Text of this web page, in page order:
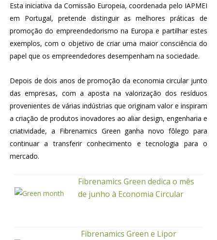
Esta iniciativa da Comissão Europeia, coordenada pelo IAPMEI
em Portugal, pretende distinguir as melhores práticas de
promoção do empreendedorismo na Europa e partilhar estes
exemplos, com o objetivo de criar uma maior consciência do
papel que os empreendedores desempenham na sociedade.
Depois de dois anos de promoção da economia circular junto
das empresas, com a aposta na valorização dos resíduos
provenientes de várias indústrias que originam valor e inspiram
a criação de produtos inovadores ao aliar design, engenharia e
criatividade, a Fibrenamics Green ganha novo fôlego para
continuar a transferir conhecimento e tecnologia para o
mercado.
Fibrenamics Green dedica o mês
de junho à Economia Circular
Fibrenamics Green e Lipor